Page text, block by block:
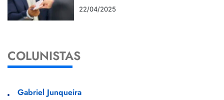
22/04/2025
COLUNISTAS
Gabriel Junqueira